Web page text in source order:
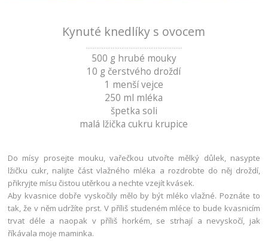
Kynuté knedlíky s ovocem
500 g hrubé mouky
10 g čerstvého droždí
1 menší vejce
250 ml mléka
špetka soli
malá lžička cukru krupice
Do mísy prosejte mouku, vařečkou utvořte mělký důlek, nasypte
lžičku cukr, nalijte část vlažného mléka a rozdrobte do něj droždí,
přikryjte mísu čistou utěrkou a nechte vzejít kvásek.
Aby kvasnice dobře vyskočily mělo by být mléko vlažné. Poznáte to
tak, že v něm udržíte prst. V příliš studeném mléce to bude kvasnicím
trvat déle a naopak v příliš horkém, se strhají a nevyskočí, jak
říkávala moje maminka.